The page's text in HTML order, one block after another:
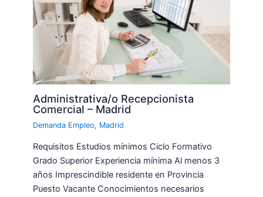
Administrativa/o Recepcionista
Comercial – Madrid
Demanda Empleo, Madrid
Requisitos Estudios mínimos Ciclo Formativo
Grado Superior Experiencia mínima Al menos 3
años Imprescindible residente en Provincia
Puesto Vacante Conocimientos necesarios